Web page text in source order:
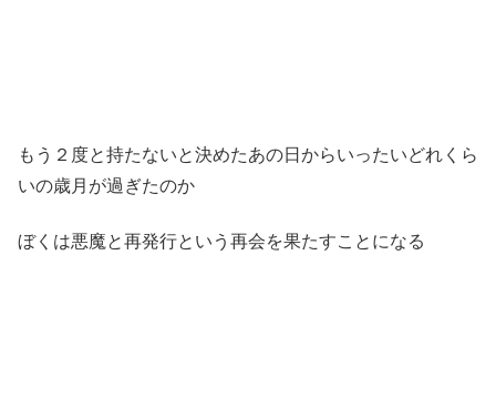
もう２度と持たないと決めたあの日からいったいどれくら
いの歳月が過ぎたのか
ぼくは悪魔と再発行という再会を果たすことになる